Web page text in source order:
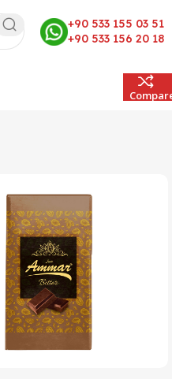
+90 533 155 03 51
+90 533 156 20 18